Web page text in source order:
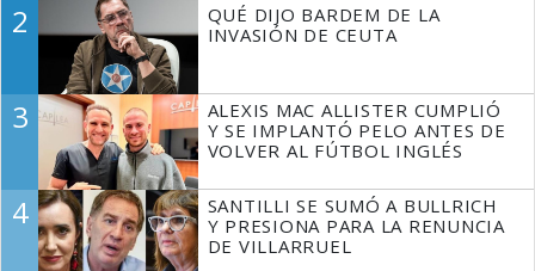
TIENE QUE HACER"
2
QUÉ DIJO BARDEM DE LA
INVASIÓN DE CEUTA
3
ALEXIS MAC ALLISTER CUMPLIÓ
Y SE IMPLANTÓ PELO ANTES DE
VOLVER AL FÚTBOL INGLÉS
4
SANTILLI SE SUMÓ A BULLRICH
Y PRESIONA PARA LA RENUNCIA
DE VILLARRUEL